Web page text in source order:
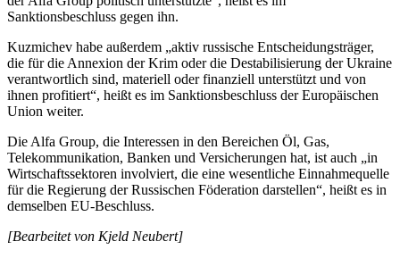
Sanktionsbeschluss gegen ihn.
Kuzmichev habe außerdem „aktiv russische Entscheidungsträger,
die für die Annexion der Krim oder die Destabilisierung der Ukraine
verantwortlich sind, materiell oder finanziell unterstützt und von
ihnen profitiert“, heißt es im Sanktionsbeschluss der Europäischen
Union weiter.
Die Alfa Group, die Interessen in den Bereichen Öl, Gas,
Telekommunikation, Banken und Versicherungen hat, ist auch „in
Wirtschaftssektoren involviert, die eine wesentliche Einnahmequelle
für die Regierung der Russischen Föderation darstellen“, heißt es in
demselben EU-Beschluss.
[Bearbeitet von Kjeld Neubert]